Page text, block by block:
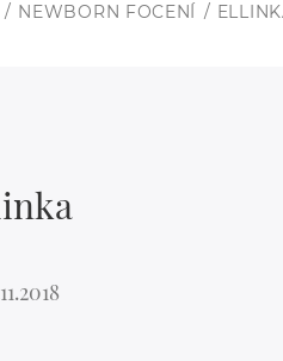
NEWBORN FOCENÍ